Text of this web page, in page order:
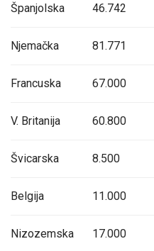
Španjolska 46.742
Njemačka 81.771
Francuska 67.000
V. Britanija 60.800
Švicarska 8.500
Belgija 11.000
Nizozemska 17.000